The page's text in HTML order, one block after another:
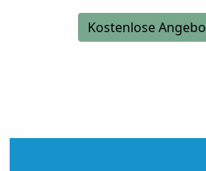
Kostenlose